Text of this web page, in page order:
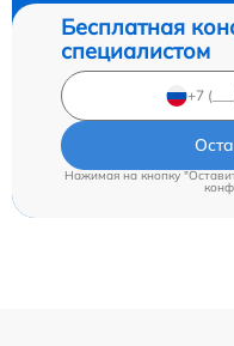
Бесплатная
специалистом
Нажимая на кнопку